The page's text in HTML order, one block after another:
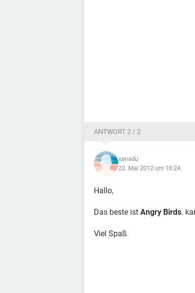
ANTWORT 2 / 2
xanadu
22. Mai 2012 um 18:24
Hallo,
Das beste ist Angry Birds.
Viel Spaß